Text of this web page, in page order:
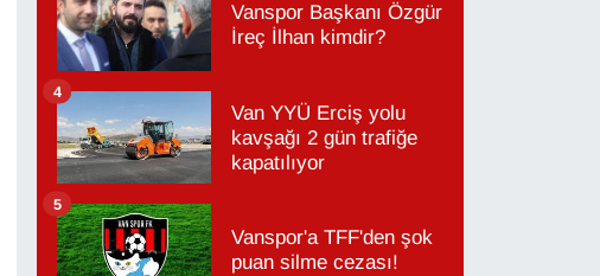
Vanspor Başkanı Özgür
İreç İlhan kimdir?
Van YYÜ Erciş yolu
kavşağı 2 gün trafiğe
kapatılıyor
4
Vanspor'a TFF'den şok
puan silme cezası!
5